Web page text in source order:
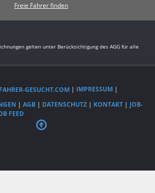
Freie Fahrer finden
gelten unter Berücksichtigung des AGG für alle
GESUCHT.COM | IMPRESSUM |
| AGB | DATENSCHUTZ | KONTAKT | JOB-
FEED